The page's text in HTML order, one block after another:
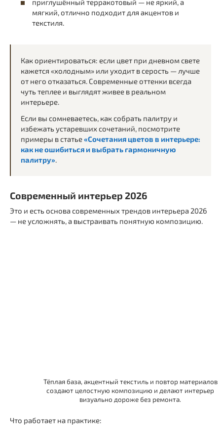
приглушённый терракотовый — не яркий, а
мягкий, отлично подходит для акцентов и
текстиля.
Как ориентироваться: если цвет при дневном свете
кажется «холодным» или уходит в серость — лучше
от него отказаться. Современные оттенки всегда
чуть теплее и выглядят живее в реальном
интерьере.
Если вы сомневаетесь, как собрать палитру и
избежать устаревших сочетаний, посмотрите
примеры в статье«Сочетания цветов в интерьере:
как не ошибиться и выбрать гармоничную
палитру».
Современный интерьер 2026
Это и есть основа современных трендов интерьера 2026
— не усложнять, а выстраивать понятную композицию.
Тёплая база, акцентный текстиль и повтор материалов
создают целостную композицию и делают интерьер
визуально дороже без ремонта.
Что работает на практике: